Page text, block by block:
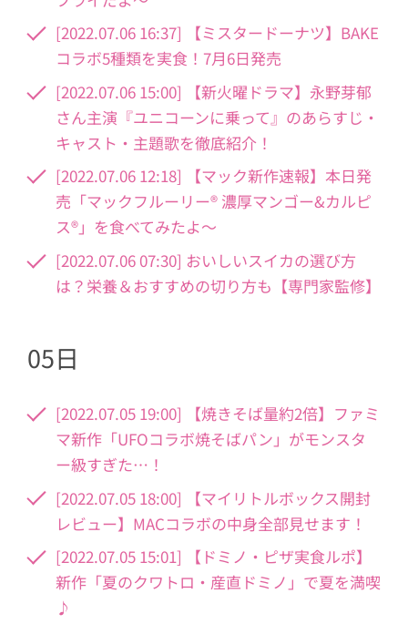
[2022.07.06 16:37] 【ミスタードーナツ】BAKE
コラボ5種類を実食！7月6日発売
[2022.07.06 15:00] 【新火曜ドラマ】永野芽郁
さん主演『ユニコーンに乗って』のあらすじ・
キャスト・主題歌を徹底紹介！
[2022.07.06 12:18] 【マック新作速報】本日発
売「マックフルーリー® 濃厚マンゴー&カルピ
ス®」を食べてみたよ〜
[2022.07.06 07:30] おいしいスイカの選び方
は？栄養＆おすすめの切り方も【専門家監修】
05日
[2022.07.05 19:00] 【焼きそば量約2倍】ファミ
マ新作「UFOコラボ焼そばパン」がモンスタ
ー級すぎた…！
[2022.07.05 18:00] 【マイリトルボックス開封
レビュー】MACコラボの中身全部見せます！
[2022.07.05 15:01] 【ドミノ・ピザ実食ルポ】
新作「夏のクワトロ・産直ドミノ」で夏を満喫
♪